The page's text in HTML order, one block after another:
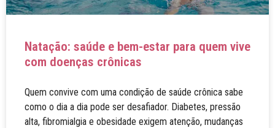
Natação: saúde e bem-estar para quem vive
com doenças crônicas
Quem convive com uma condição de saúde crônica sabe
como o dia a dia pode ser desafiador. Diabetes, pressão
alta, fibromialgia e obesidade exigem atenção, mudanças